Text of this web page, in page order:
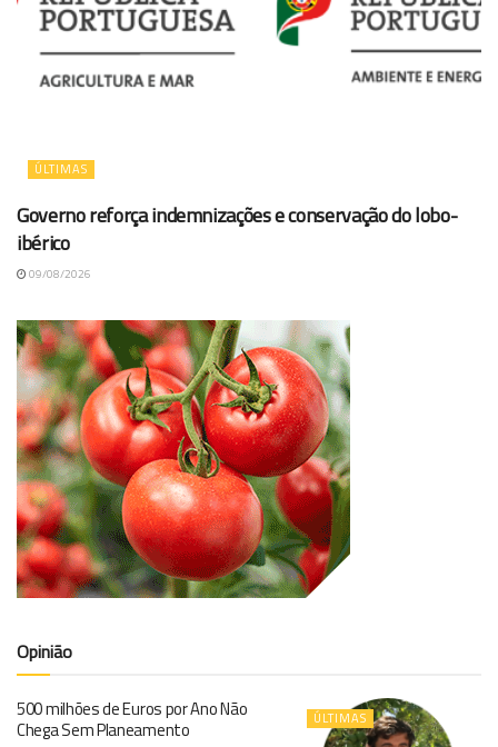
ÚLTIMAS
Governo reforça indemnizações e conservação do lobo-
ibérico
09/08/2026
Opinião
ÚLTIMAS
500 milhões de Euros por Ano Não
Chega Sem Planeamento